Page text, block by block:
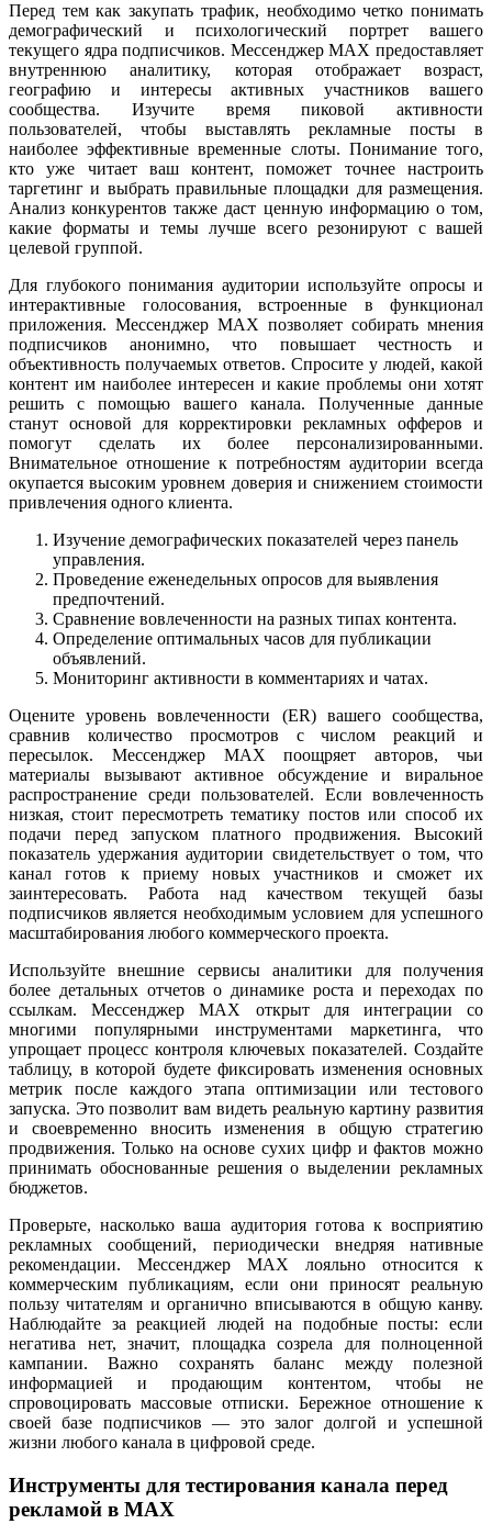
Перед тем как закупать трафик, необходимо четко понимать
демографический и психологический портрет вашего
текущего ядра подписчиков. Мессенджер MAX предоставляет
внутреннюю аналитику, которая отображает возраст,
географию и интересы активных участников вашего
сообщества. Изучите время пиковой активности
пользователей, чтобы выставлять рекламные посты в
наиболее эффективные временные слоты. Понимание того,
кто уже читает ваш контент, поможет точнее настроить
таргетинг и выбрать правильные площадки для размещения.
Анализ конкурентов также даст ценную информацию о том,
какие форматы и темы лучше всего резонируют с вашей
целевой группой.
Для глубокого понимания аудитории используйте опросы и
интерактивные голосования, встроенные в функционал
приложения. Мессенджер MAX позволяет собирать мнения
подписчиков анонимно, что повышает честность и
объективность получаемых ответов. Спросите у людей, какой
контент им наиболее интересен и какие проблемы они хотят
решить с помощью вашего канала. Полученные данные
станут основой для корректировки рекламных офферов и
помогут сделать их более персонализированными.
Внимательное отношение к потребностям аудитории всегда
окупается высоким уровнем доверия и снижением стоимости
привлечения одного клиента.
Изучение демографических показателей через панель
управления.
Проведение еженедельных опросов для выявления
предпочтений.
Сравнение вовлеченности на разных типах контента.
Определение оптимальных часов для публикации
объявлений.
Мониторинг активности в комментариях и чатах.
Оцените уровень вовлеченности (ER) вашего сообщества,
сравнив количество просмотров с числом реакций и
пересылок. Мессенджер MAX поощряет авторов, чьи
материалы вызывают активное обсуждение и виральное
распространение среди пользователей. Если вовлеченность
низкая, стоит пересмотреть тематику постов или способ их
подачи перед запуском платного продвижения. Высокий
показатель удержания аудитории свидетельствует о том, что
канал готов к приему новых участников и сможет их
заинтересовать. Работа над качеством текущей базы
подписчиков является необходимым условием для успешного
масштабирования любого коммерческого проекта.
Используйте внешние сервисы аналитики для получения
более детальных отчетов о динамике роста и переходах по
ссылкам. Мессенджер MAX открыт для интеграции со
многими популярными инструментами маркетинга, что
упрощает процесс контроля ключевых показателей. Создайте
таблицу, в которой будете фиксировать изменения основных
метрик после каждого этапа оптимизации или тестового
запуска. Это позволит вам видеть реальную картину развития
и своевременно вносить изменения в общую стратегию
продвижения. Только на основе сухих цифр и фактов можно
принимать обоснованные решения о выделении рекламных
бюджетов.
Проверьте, насколько ваша аудитория готова к восприятию
рекламных сообщений, периодически внедряя нативные
рекомендации. Мессенджер MAX лояльно относится к
коммерческим публикациям, если они приносят реальную
пользу читателям и органично вписываются в общую канву.
Наблюдайте за реакцией людей на подобные посты: если
негатива нет, значит, площадка созрела для полноценной
кампании. Важно сохранять баланс между полезной
информацией и продающим контентом, чтобы не
спровоцировать массовые отписки. Бережное отношение к
своей базе подписчиков — это залог долгой и успешной
жизни любого канала в цифровой среде.
Инструменты для тестирования канала перед
рекламой в MAX